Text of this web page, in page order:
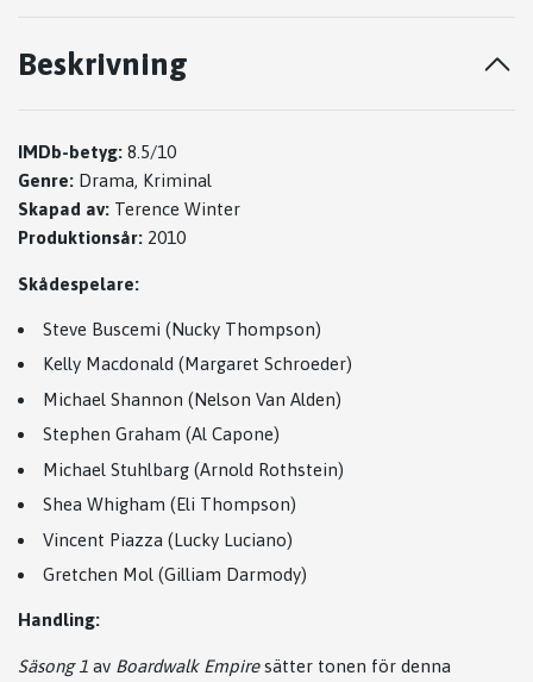
Beskrivning
IMDb-betyg: 8.5/10
Genre: Drama, Kriminal
Skapad av: Terence Winter
Produktionsår: 2010
Skådespelare:
Steve Buscemi (Nucky Thompson)
Kelly Macdonald (Margaret Schroeder)
Michael Shannon (Nelson Van Alden)
Stephen Graham (Al Capone)
Michael Stuhlbarg (Arnold Rothstein)
Shea Whigham (Eli Thompson)
Vincent Piazza (Lucky Luciano)
Gretchen Mol (Gilliam Darmody)
Handling:
Säsong 1 av Boardwalk Empiresätter tonen för denna